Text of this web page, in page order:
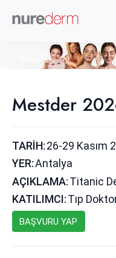
Mestder
TARİH:26-29 Kasım
YER:Antalya
AÇIKLAMA:Titanic
KATILIMCI:Tıp
BAŞVURU YAP